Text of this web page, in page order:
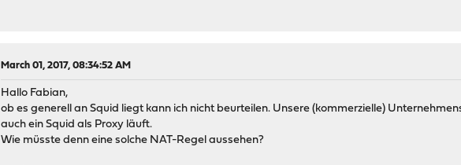
March 01, 2017, 08:34:52 AM
Hallo Fabian,
ob es generell an Squid liegt kann ich nicht beurteilen. Unsere (kommerzielle)
auch ein Squid als Proxy läuft.
Wie müsste denn eine solche NAT-Regel aussehen?